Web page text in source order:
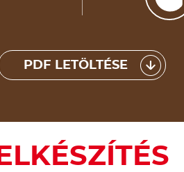
PDF LETÖLTÉSE
ELKÉSZÍTÉS